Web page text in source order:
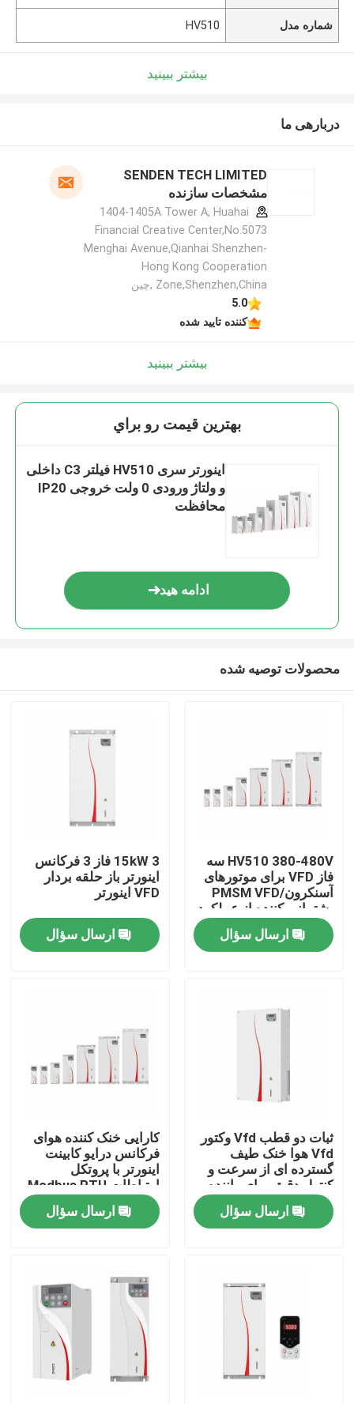
خونه
درباره ما
تور کارخانه
کنترل کیفیت
درخواست نقل قول
شماره مدل HV510
بیشتر ببینید
دربارهی ما
SENDEN TECH LIMITED
مشخصات سازنده
1404-1405A Tower A, Huahai
Financial Creative Center,No.5073
Menghai Avenue,Qianhai Shenzhen-
Hong Kong Cooperation
Zone,Shenzhen,China ,چین
5.0
کننده تایید شده
بیشتر ببینید
بهترين قيمت رو براي
اینورتر سری HV510 فیلتر C3 داخلی
و ولتاژ ورودی 0 ولت خروجی IP20
محافظت
ادامه هید
محصولات توصیه شده
HV510 380-480V سه
فاز VFD برای موتورهای
آسنکرون/PMSM VFD
پشتیبانی کننده از عملکرد
چند سرعته PLC 16
قسمتی ارسال سؤال
15kW 3 فاز 3 فرکانس
اینورتر باز حلقه بردار
VFD اینورتر
ارسال سؤال
ثبات دو قطب Vfd وکتور
Vfd هوا خنک طیف
گسترده ای از سرعت و
کنترل دقیق برای راننده
موتور
ارسال سؤال
کارایی خنک کننده هوای
فرکانس درایو کابینت
اینورتر با پروتکل
ارتباطات Modbus RTU
ارسال سؤال